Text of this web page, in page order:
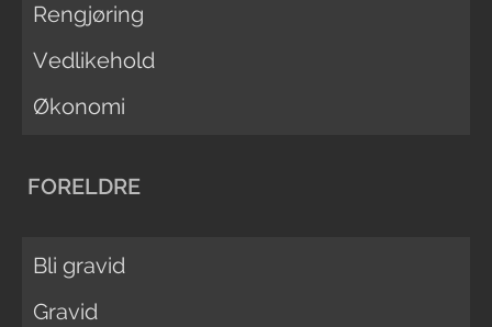
Rengjøring
Vedlikehold
Økonomi
FORELDRE
Bli gravid
Gravid